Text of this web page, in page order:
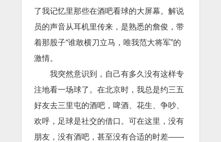
了我记忆里那些在酒吧看球的大屏幕。解说
员的声音从耳机里传来，是熟悉的詹俊，带
着那股子“谁敢横刀立马，唯我范大将军”的
激情。
我突然意识到，自己有多久没有这样专
注地看一场球了。在北京时，我总是约三五
好友去三里屯的酒吧，啤酒、花生、争吵、
欢呼，足球是社交的借口。可在这里，没有
朋友，没有酒吧，甚至没有合适的时差——